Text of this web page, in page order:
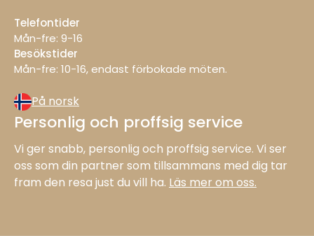
Telefontider
Mån-fre: 9−16
Besökstider
Mån−fre: 10−16, endast förbokade möten.
På norsk
Personlig och proffsig service
Vi ger snabb, personlig och proffsig service. Vi ser
oss som din partner som tillsammans med dig tar
fram den resa just du vill ha. Läs mer om oss.